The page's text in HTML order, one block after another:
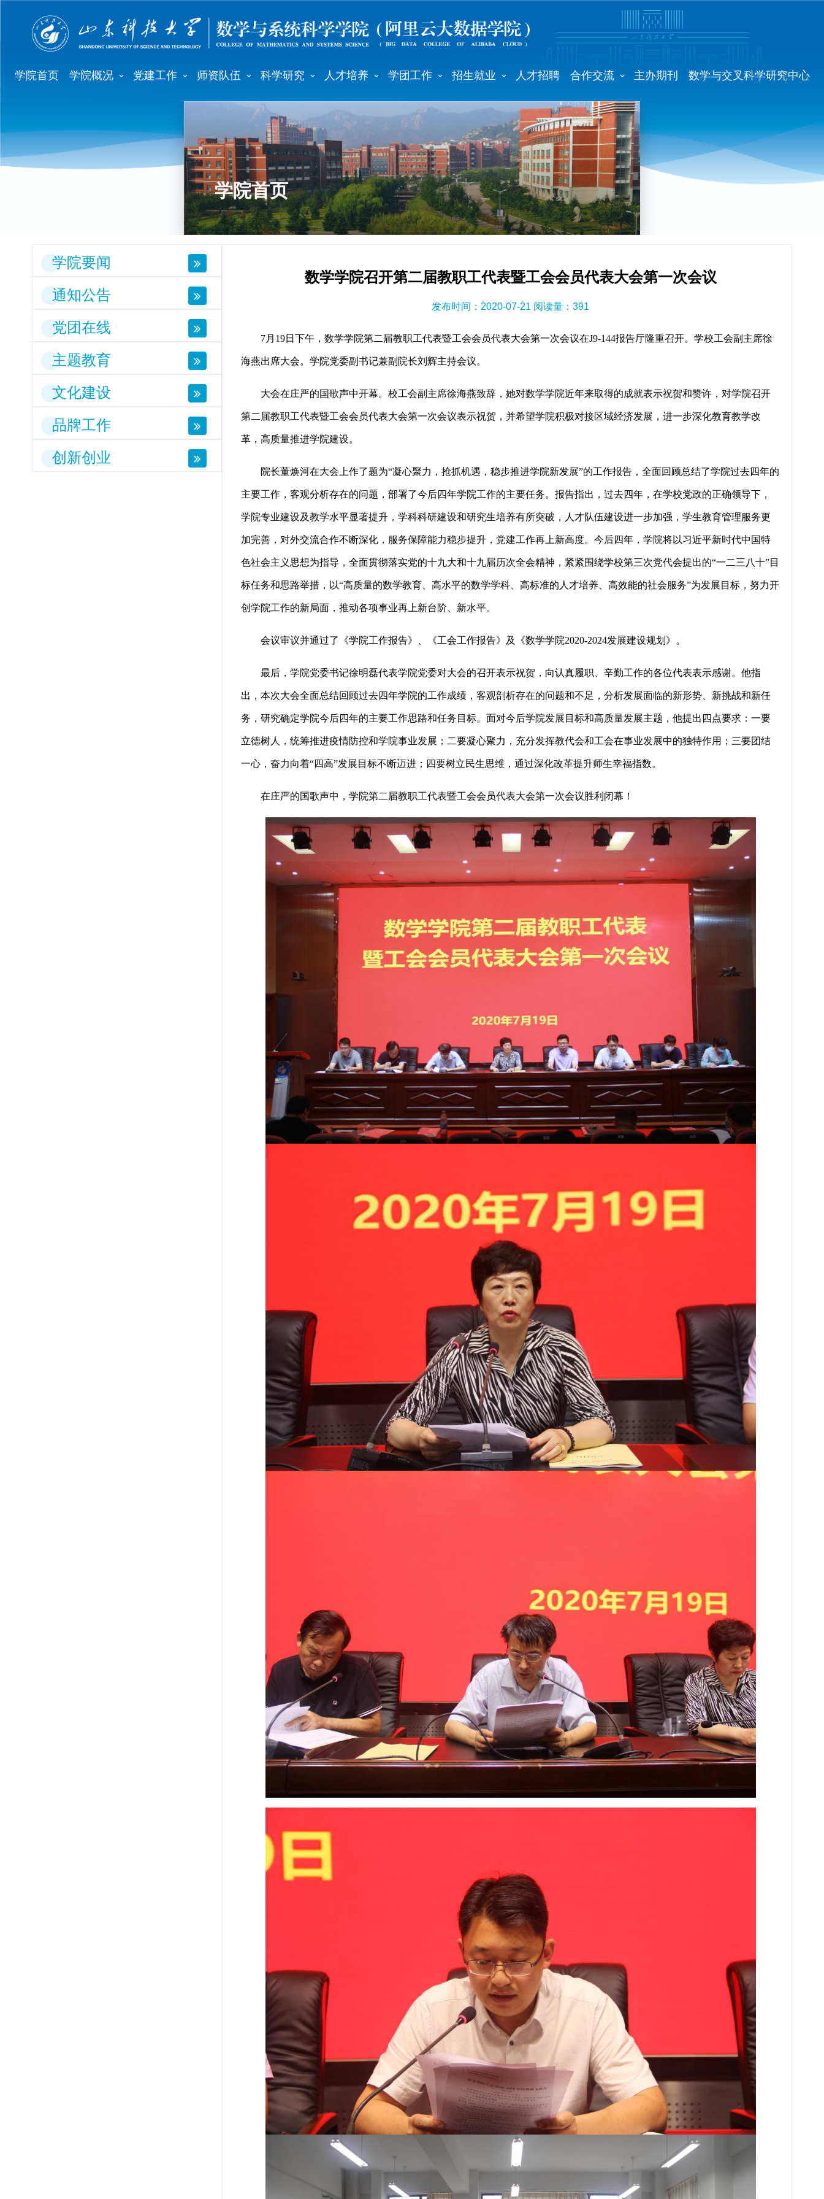
学院首页 学院概况 党建工作 师资队伍 科学研究 人才培养 学团工作 招生就业 人才招聘 合作交流 主办期刊 数学与交叉科学研究中心
学院首页
学院要闻
通知公告
党团在线
主题教育
文化建设
品牌工作
创新创业
数学学院召开第二届教职工代表暨工会会员代表大会第一次会议
发布时间：2020-07-21 阅读量： 391
7月19日下午，数学学院第二届教职工代表暨工会会员代表大会第一次会议在J9-144报告厅隆重召开。学校工会副主席徐
海燕出席大会。学院党委副书记兼副院长刘辉主持会议。
大会在庄严的国歌声中开幕。校工会副主席徐海燕致辞，她对数学学院近年来取得的成就表示祝贺和赞许，对学院召开
第二届教职工代表暨工会会员代表大会第一次会议表示祝贺，并希望学院积极对接区域经济发展，进一步深化教育教学改
革，高质量推进学院建设。
院长董焕河在大会上作了题为“凝心聚力，抢抓机遇，稳步推进学院新发展”的工作报告，全面回顾总结了学院过去四年的
主要工作，客观分析存在的问题，部署了今后四年学院工作的主要任务。报告指出，过去四年，在学校党政的正确领导下，
学院专业建设及教学水平显著提升，学科科研建设和研究生培养有所突破，人才队伍建设进一步加强，学生教育管理服务更
加完善，对外交流合作不断深化，服务保障能力稳步提升，党建工作再上新高度。今后四年，学院将以习近平新时代中国特
色社会主义思想为指导，全面贯彻落实党的十九大和十九届历次全会精神，紧紧围绕学校第三次党代会提出的“一二三八十”目
标任务和思路举措，以“高质量的数学教育、高水平的数学学科、高标准的人才培养、高效能的社会服务”为发展目标，努力开
创学院工作的新局面，推动各项事业再上新台阶、新水平。
会议审议并通过了《学院工作报告》、《工会工作报告》及《数学学院2020-2024发展建设规划》。
最后，学院党委书记徐明磊代表学院党委对大会的召开表示祝贺，向认真履职、辛勤工作的各位代表表示感谢。他指
出，本次大会全面总结回顾过去四年学院的工作成绩，客观剖析存在的问题和不足，分析发展面临的新形势、新挑战和新任
务，研究确定学院今后四年的主要工作思路和任务目标。面对今后学院发展目标和高质量发展主题，他提出四点要求：一要
立德树人，统筹推进疫情防控和学院事业发展；二要凝心聚力，充分发挥教代会和工会在事业发展中的独特作用；三要团结
一心，奋力向着“四高”发展目标不断迈进；四要树立民生思维，通过深化改革提升师生幸福指数。
在庄严的国歌声中，学院第二届教职工代表暨工会会员代表大会第一次会议胜利闭幕！